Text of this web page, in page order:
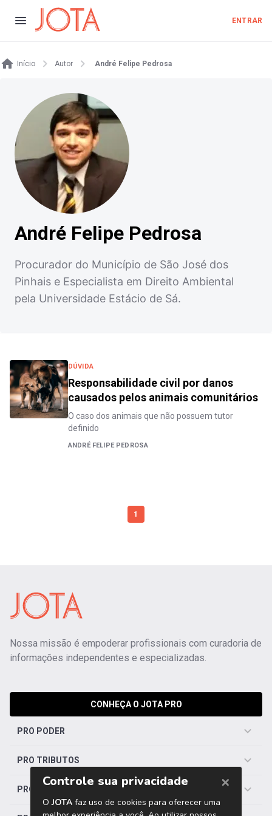
ENTRAR
Início Autor André Felipe Pedrosa
André Felipe Pedrosa
Procurador do Município de São José dos
Pinhais e Especialista em Direito Ambiental
pela Universidade Estácio de Sá.
DÚVIDA
Responsabilidade civil por danos
causados pelos animais comunitários
O caso dos animais que não possuem tutor
definido
ANDRÉ FELIPE PEDROSA
1
Nossa missão é empoderar profissionais com curadoria de
informações independentes e especializadas.
CONHEÇA O JOTA PRO
PRO PODER
PRO TRIBUTOS
PRO TRABALHISTA